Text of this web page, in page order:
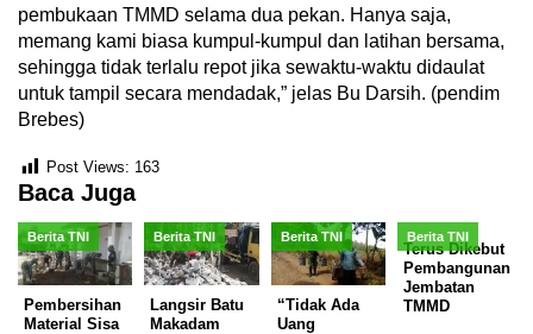
pembukaan TMMD selama dua pekan. Hanya saja,
memang kami biasa kumpul-kumpul dan latihan bersama,
sehingga tidak terlalu repot jika sewaktu-waktu didaulat
untuk tampil secara mendadak,” jelas Bu Darsih. (pendim
Brebes)
Post Views: 163
Baca Juga
Berita TNI
Pembersihan
Material Sisa
Berita TNI
Langsir Batu
Makadam
Berita TNI
“Tidak Ada
Uang
Berita TNI
Terus Dikebut
Pembangunan
Jembatan
TMMD